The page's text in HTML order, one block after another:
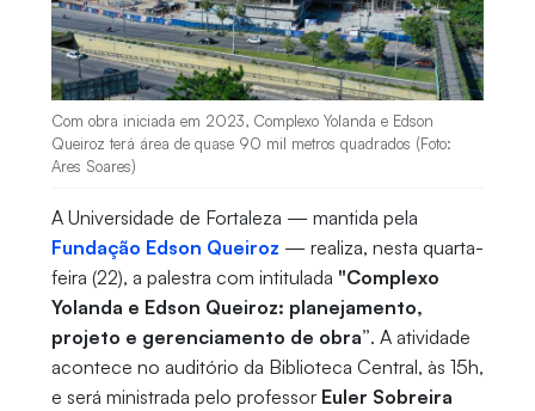
Com obra iniciada em 2023, Complexo Yolanda e Edson
Queiroz terá área de quase 90 mil metros quadrados (Foto:
Ares Soares)
A Universidade de Fortaleza — mantida pela
Fundação Edson Queiroz — realiza, nesta quarta-
feira (22), a palestra com intitulada "Complexo
Yolanda e Edson Queiroz: planejamento,
projeto e gerenciamento de obra”. A atividade
acontece no auditório da Biblioteca Central, às 15h,
e será ministrada pelo professor Euler Sobreira